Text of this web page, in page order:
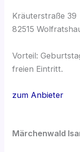
Kräuterstraße 39
82515
Vorteil:
freien Eintritt.
zum Anbieter
Märchenwald